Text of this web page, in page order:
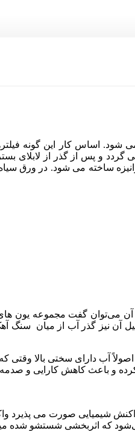
ساخته می شود. در ورق
آن می‌توان گفت مجموعه یون
آن نیز گذر آب از میان سنگ
آب دارای سختی بالا وقتی
و باعث کاهش کارایی و صدمه
شیمیایی صورت می پذیرد
که اثربخشی شستشو شده